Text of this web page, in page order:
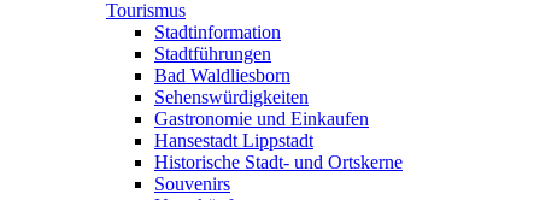
Tourismus
Stadtinformation
Stadtführungen
Bad Waldliesborn
Sehenswürdigkeiten
Gastronomie und Einkaufen
Hansestadt Lippstadt
Historische Stadt- und Ortskerne
Souvenirs